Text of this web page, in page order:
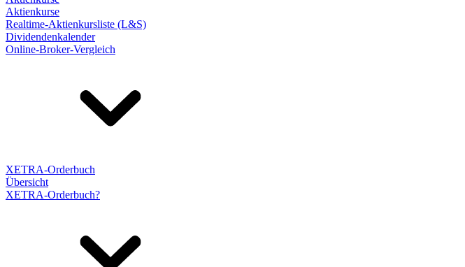
Aktienkurse
Realtime-Aktienkursliste (L&S)
Dividendenkalender
Online-Broker-Vergleich
XETRA-Orderbuch
Übersicht
XETRA-Orderbuch?